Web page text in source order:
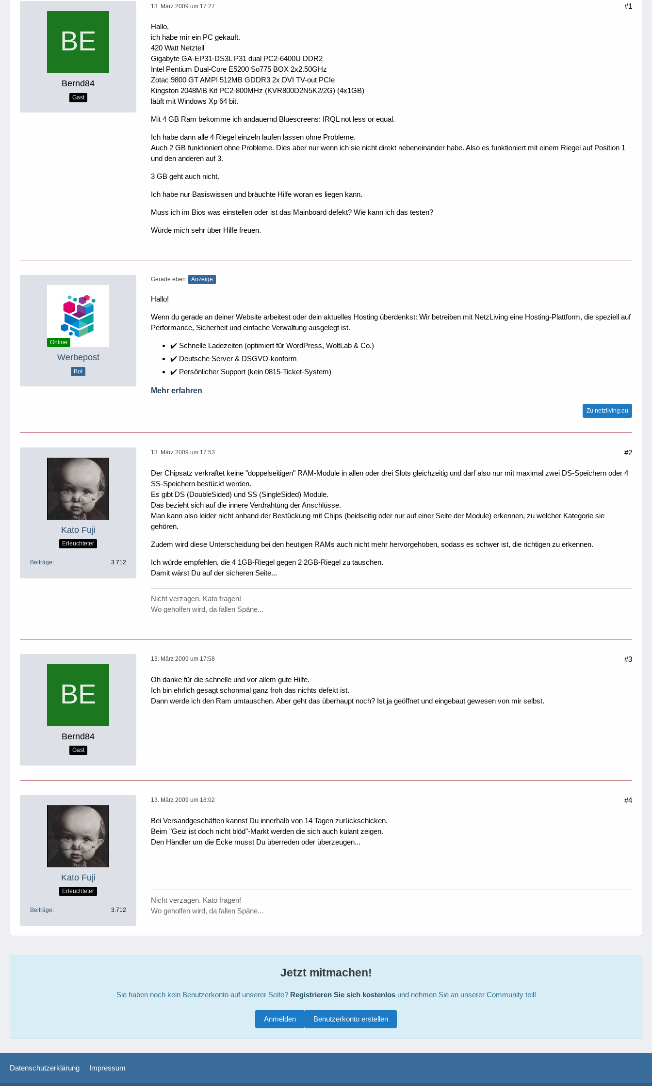
Bernd84
Gast
13. März 2009 um 17:27 #1
Hallo,
ich habe mir ein PC gekauft.
420 Watt Netzteil
Gigabyte GA-EP31-DS3L P31 dual PC2-6400U DDR2
Intel Pentium Dual-Core E5200 So775 BOX 2x2.50GHz
Zotac 9800 GT AMP! 512MB GDDR3 2x DVI TV-out PCIe
Kingston 2048MB Kit PC2-800MHz (KVR800D2N5K2/2G) (4x1GB)
läüft mit Windows Xp 64 bit.
Mit 4 GB Ram bekomme ich andauernd Bluescreens: IRQL not less or equal.
Ich habe dann alle 4 Riegel einzeln laufen lassen ohne Probleme.
Auch 2 GB funktioniert ohne Probleme. Dies aber nur wenn ich sie nicht direkt nebeneinander habe. Also es funktioniert mit einem Riegel auf Position 1
und den anderen auf 3.
3 GB geht auch nicht.
Ich habe nur Basiswissen und bräuchte Hilfe woran es liegen kann.
Muss ich im Bios was einstellen oder ist das Mainboard defekt? Wie kann ich das testen?
Würde mich sehr über Hilfe freuen.
Online
Werbepost
Bot
Gerade eben Anzeige
Hallo!
Wenn du gerade an deiner Website arbeitest oder dein aktuelles Hosting überdenkst: Wir betreiben mit NetzLiving eine Hosting-Plattform, die speziell auf
Performance, Sicherheit und einfache Verwaltung ausgelegt ist.
✔️ Schnelle Ladezeiten (optimiert für WordPress, WoltLab & Co.)
✔️ Deutsche Server & DSGVO-konform
✔️ Persönlicher Support (kein 0815-Ticket-System)
Mehr erfahren
Zu netzliving.eu
Kato Fuji
Erleuchteter
Beiträge 3.712
13. März 2009 um 17:53 #2
Der Chipsatz verkraftet keine "doppelseitigen" RAM-Module in allen oder drei Slots gleichzeitig und darf also nur mit maximal zwei DS-Speichern oder 4
SS-Speichern bestückt werden.
Es gibt DS (DoubleSided) und SS (SingleSided) Module.
Das bezieht sich auf die innere Verdrahtung der Anschlüsse.
Man kann also leider nicht anhand der Bestückung mit Chips (beidseitig oder nur auf einer Seite der Module) erkennen, zu welcher Kategorie sie
gehören.
Zudem wird diese Unterscheidung bei den heutigen RAMs auch nicht mehr hervorgehoben, sodass es schwer ist, die richtigen zu erkennen.
Ich würde empfehlen, die 4 1GB-Riegel gegen 2 2GB-Riegel zu tauschen.
Damit wärst Du auf der sicheren Seite...
Nicht verzagen. Kato fragen!
Wo geholfen wird, da fallen Späne...
Bernd84
Gast
13. März 2009 um 17:58 #3
Oh danke für die schnelle und vor allem gute Hilfe.
Ich bin ehrlich gesagt schonmal ganz froh das nichts defekt ist.
Dann werde ich den Ram umtauschen. Aber geht das überhaupt noch? Ist ja geöffnet und eingebaut gewesen von mir selbst.
Kato Fuji
Erleuchteter
Beiträge 3.712
13. März 2009 um 18:02 #4
Bei Versandgeschäften kannst Du innerhalb von 14 Tagen zurückschicken.
Beim "Geiz ist doch nicht blöd"-Markt werden die sich auch kulant zeigen.
Den Händler um die Ecke musst Du überreden oder überzeugen...
Nicht verzagen. Kato fragen!
Wo geholfen wird, da fallen Späne...
Jetzt mitmachen!
Sie haben noch kein Benutzerkonto auf unserer Seite? Registrieren Sie sich kostenlosund nehmen Sie an unserer Community teil!
Benutzerkonto erstellen
Anmelden
Datenschutzerklärung Impressum